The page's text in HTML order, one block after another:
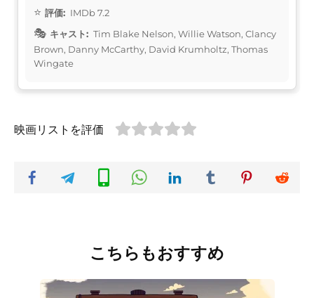
評価: IMDb 7.2
キャスト: Tim Blake Nelson, Willie Watson, Clancy
Brown, Danny McCarthy, David Krumholtz, Thomas
Wingate
映画リストを評価
こちらもおすすめ